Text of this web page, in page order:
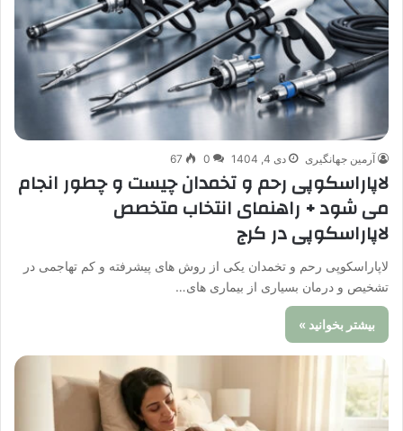
آرمین جهانگیری دی 4, 1404 0
67
لاپاراسکوپی رحم و تخمدان چیست و چطور انجام
می شود + راهنمای انتخاب متخصص
لاپاراسکوپی در کرج
لاپاراسکوپی رحم و تخمدان یکی از روش های پیشرفته و کم تهاجمی در
تشخیص و درمان بسیاری از بیماری های…
بیشتر بخوانید »